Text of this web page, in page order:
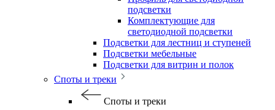
подсветки
Комплектующие для
светодиодной подсветки
Подсветки для лестниц и ступеней
Подсветки мебельные
Подсветки для витрин и полок
Споты и треки
Споты и треки